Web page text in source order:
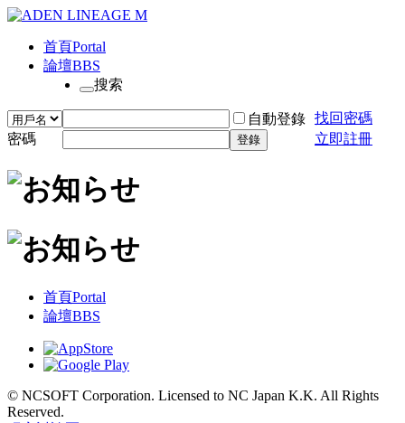
首頁Portal
論壇BBS
搜索
自動登錄 找回密碼
密碼
登錄 立即註冊
首頁Portal
論壇BBS
© NCSOFT Corporation. Licensed to NC Japan K.K. All Rights
Reserved.